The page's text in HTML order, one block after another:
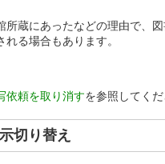
所蔵にあったなどの理由で、
れる場合もあります。
依頼を取り消すを参照してくだ
切り替え